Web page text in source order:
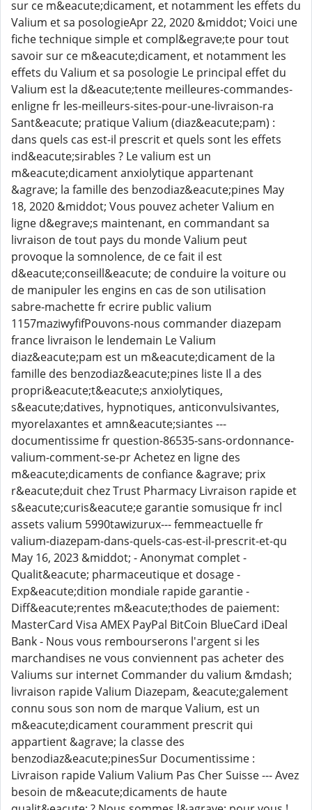
sur ce m&eacute;dicament, et notamment les effets du
Valium et sa posologieApr 22, 2020 &middot; Voici une
fiche technique simple et compl&egrave;te pour tout
savoir sur ce m&eacute;dicament, et notamment les
effets du Valium et sa posologie Le principal effet du
Valium est la d&eacute;tente meilleures-commandes-
enligne fr les-meilleurs-sites-pour-une-livraison-ra
Sant&eacute; pratique Valium (diaz&eacute;pam) :
dans quels cas est-il prescrit et quels sont les effets
ind&eacute;sirables ? Le valium est un
m&eacute;dicament anxiolytique appartenant
&agrave; la famille des benzodiaz&eacute;pines May
18, 2020 &middot; Vous pouvez acheter Valium en
ligne d&egrave;s maintenant, en commandant sa
livraison de tout pays du monde Valium peut
provoque la somnolence, de ce fait il est
d&eacute;conseill&eacute; de conduire la voiture ou
de manipuler les engins en cas de son utilisation
sabre-machette fr ecrire public valium
1157maziwyfifPouvons-nous commander diazepam
france livraison le lendemain Le Valium
diaz&eacute;pam est un m&eacute;dicament de la
famille des benzodiaz&eacute;pines liste Il a des
propri&eacute;t&eacute;s anxiolytiques,
s&eacute;datives, hypnotiques, anticonvulsivantes,
myorelaxantes et amn&eacute;siantes ---
documentissime fr question-86535-sans-ordonnance-
valium-comment-se-pr Achetez en ligne des
m&eacute;dicaments de confiance &agrave; prix
r&eacute;duit chez Trust Pharmacy Livraison rapide et
s&eacute;curis&eacute;e garantie somusique fr incl
assets valium 5990tawizurux--- femmeactuelle fr
valium-diazepam-dans-quels-cas-est-il-prescrit-et-qu
May 16, 2023 &middot; - Anonymat complet -
Qualit&eacute; pharmaceutique et dosage -
Exp&eacute;dition mondiale rapide garantie -
Diff&eacute;rentes m&eacute;thodes de paiement:
MasterCard Visa AMEX PayPal BitCoin BlueCard iDeal
Bank - Nous vous rembourserons l'argent si les
marchandises ne vous conviennent pas acheter des
Valiums sur internet Commander du valium &mdash;
livraison rapide Valium Diazepam, &eacute;galement
connu sous son nom de marque Valium, est un
m&eacute;dicament couramment prescrit qui
appartient &agrave; la classe des
benzodiaz&eacute;pinesSur Documentissime :
Livraison rapide Valium Valium Pas Cher Suisse --- Avez
besoin de m&eacute;dicaments de haute